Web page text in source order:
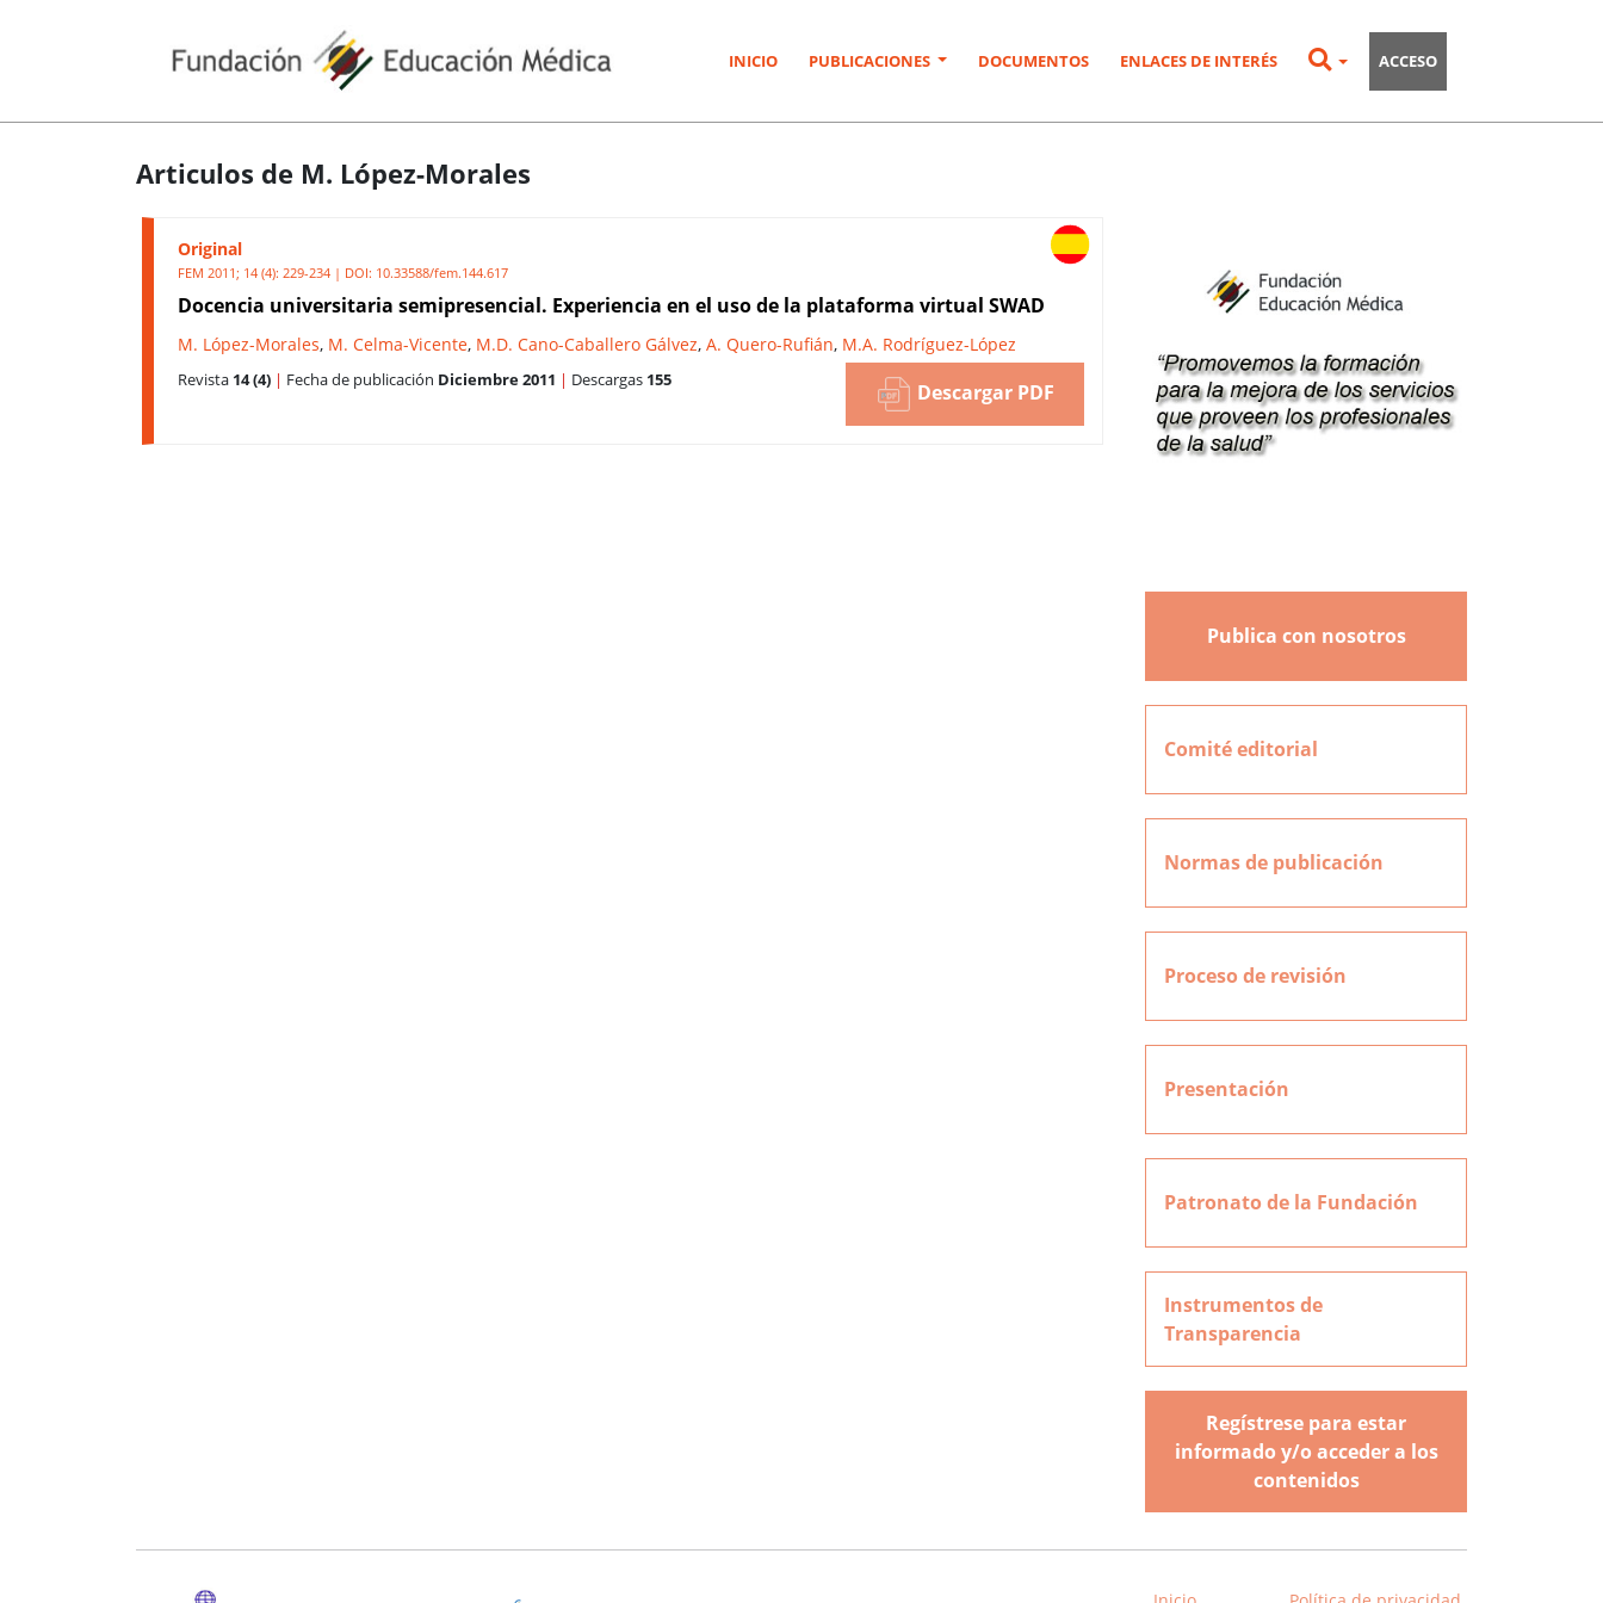
INICIO PUBLICACIONES DOCUMENTOS ENLACES DE INTERÉS ACCESO
Articulos de M. López-Morales
Original
FEM 2011; 14 (4): 229-234 | DOI: 10.33588/fem.144.617
Docencia universitaria semipresencial. Experiencia en el uso de la plataforma virtual SWAD
M. López-Morales, M. Celma-Vicente, M.D. Cano-Caballero Gálvez, A. Quero-Rufián, M.A. Rodríguez-López
Revista 14 (4) | Fecha de publicación Diciembre 2011 | Descargas 155 Descargar PDF
Publica con nosotros
Comité editorial
Normas de publicación
Proceso de revisión
Presentación
Patronato de la Fundación
Instrumentos de
Transparencia
Regístrese para estar
informado y/o acceder a los
contenidos